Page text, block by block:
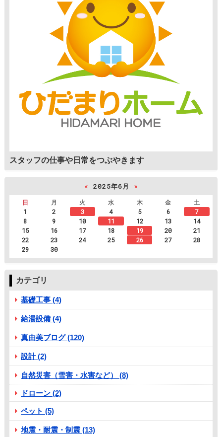
スタッフの仕事や日常をつぶやきます
« 2025年6月
»
日
月 火 水 木 金
土
1
2 3 4 5 6
7
8
9 10 11 12 13
14
15
16 17 18 19 20
21
22
23 24 25 26 27
28
29
30
カテゴリ
基礎工事 (4)
給湯設備 (4)
真由美ブログ (120)
設計 (2)
自然災害（雪害・水害など） (8)
ドローン (2)
ペット (5)
地震・耐震・制震 (13)